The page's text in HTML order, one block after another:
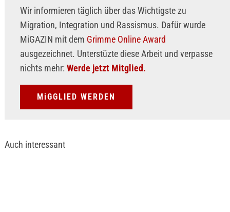
Wir informieren täglich über das Wichtigste zu
Migration, Integration und Rassismus. Dafür wurde
MiGAZIN mit dem Grimme Online Award
ausgezeichnet. Unterstüzte diese Arbeit und verpasse
nichts mehr: Werde jetzt Mitglied.
MiGGLIED WERDEN
Auch interessant